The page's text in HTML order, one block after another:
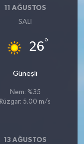
11 AĞUSTOS
SALI
26°
Güneşli
Nem: %35
Rüzgar: 5.00 m/s
13 AĞUSTOS